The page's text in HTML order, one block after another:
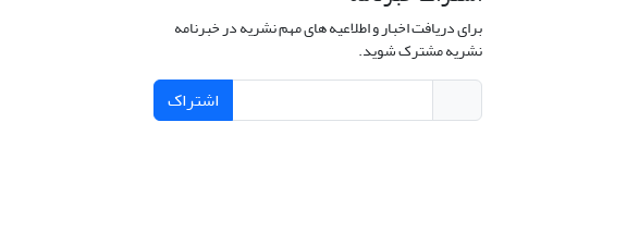
برای دریافت اخبار و اطلاعیه های مهم نشریه در خبرنامه
نشریه مشترک شوید.
اشتراک